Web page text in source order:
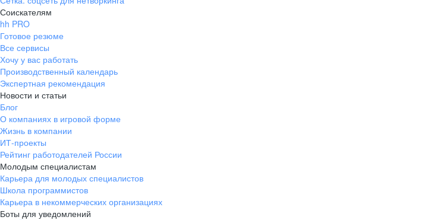
Соискателям
hh PRO
Готовое резюме
Все сервисы
Хочу у вас работать
Производственный календарь
Экспертная рекомендация
Новости и статьи
Блог
О компаниях в игровой форме
Жизнь в компании
ИТ-проекты
Рейтинг работодателей России
Молодым специалистам
Карьера для молодых специалистов
Школа программистов
Карьера в некоммерческих организациях
Боты для уведомлений